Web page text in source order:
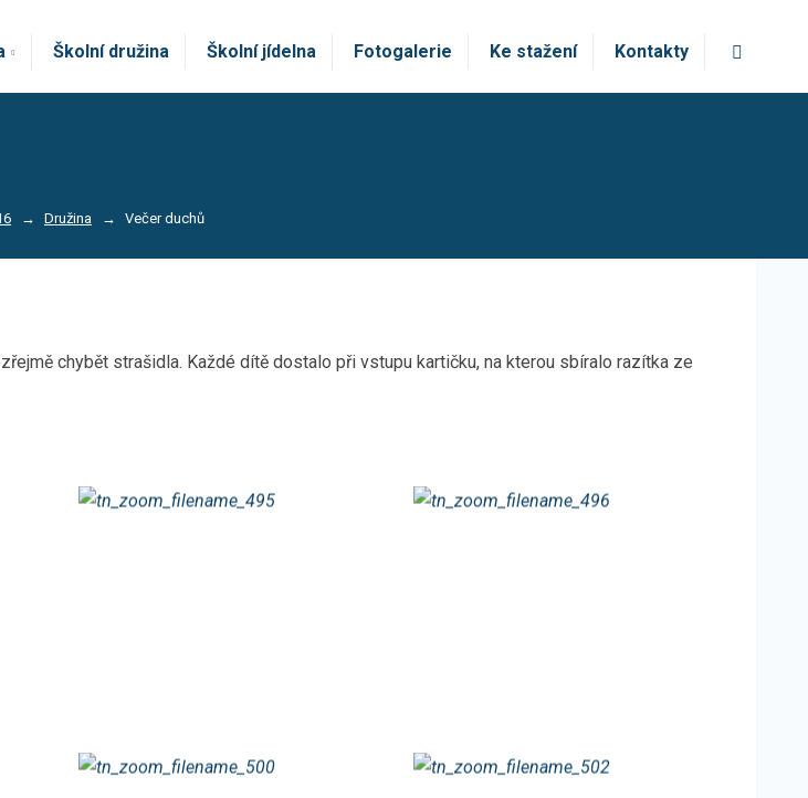
Školní družina Školní jídelna Fotogalerie Ke stažení Kontakty
Družina Večer duchů
chybět strašidla. Každé dítě dostalo při vstupu kartičku, na kterou sbíralo razítka ze